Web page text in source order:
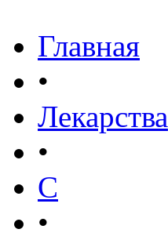
Главная
•
Лекарства
•
С
•